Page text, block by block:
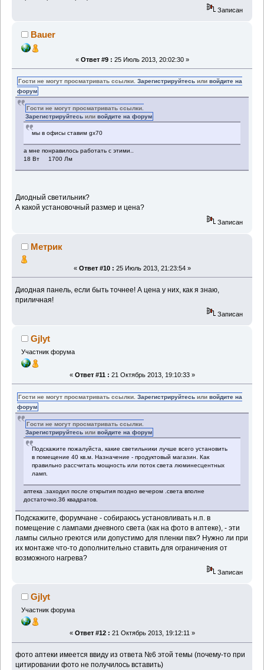
Записан
Bauer
« Ответ #9 : 25 Июль 2013, 20:02:30 »
Гости не могут просматривать ссылки.Зарегистрируйтесь иливойдите на
форум
Гости не могут просматривать ссылки.
Зарегистрируйтесь иливойдите на форум
мы в офисы ставим gx70
а мне понравилось работать с этими..
18 Вт 1700 Лм
Диодный светильник?
А какой установочный размер и цена?
Записан
Метрик
« Ответ #10 : 25 Июль 2013, 21:23:54 »
Диодная панель, если быть точнее! А цена у них, как я знаю,
приличная!
Записан
Gjlyt
Участник форума
« Ответ #11 : 21 Октябрь 2013, 19:10:33 »
Гости не могут просматривать ссылки.Зарегистрируйтесь иливойдите на
форум
Гости не могут просматривать ссылки.
Зарегистрируйтесь иливойдите на форум
Подскажите пожалуйста, какие светильники лучше всего установить
в помещение 40 кв.м. Назначение - продуктовый магазин. Как
правильно рассчитать мощность или поток света люминесцентных
ламп.
аптека .заходил после открытия поздно вечером .света вполне
достаточно.36 квадратов.
Подскажите, форумчане - собираюсь установливать н.п. в
помещение с лампами дневного света (как на фото в аптеке), - эти
лампы сильно греются или допустимо для пленки пвх? Нужно ли при
их монтаже что-то дополнительно ставить для ограничения от
возможного нагрева?
Записан
Gjlyt
Участник форума
« Ответ #12 : 21 Октябрь 2013, 19:12:11 »
фото аптеки имеется ввиду из ответа №6 этой темы (почему-то при
цитировании фото не получилось вставить)